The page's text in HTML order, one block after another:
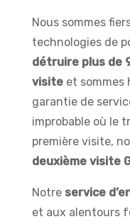
Nous sommes
technologies de
détruire plus de
visiteet sommes
garantie de
improbable où le
première visite,
deuxième visite
Notre service
et aux alentours